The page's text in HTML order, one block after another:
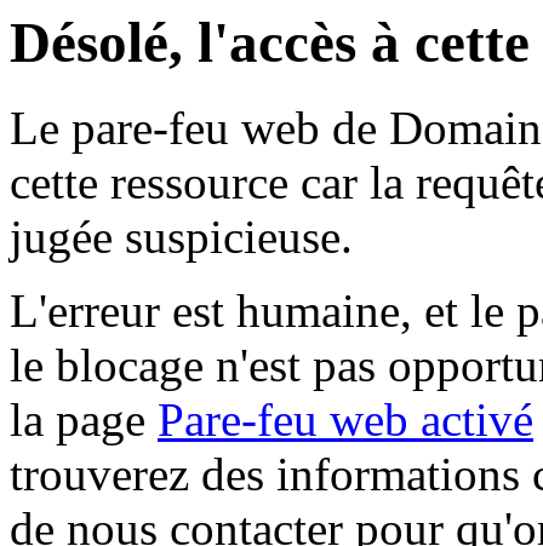
Désolé, l'accès à
Le pare-feu web de
cette ressource car la
jugée suspicieuse.
L'erreur est humaine, et le
le blocage n'est pas
la page Pare-feu web activé
trouverez des informations
de nous contacter pour